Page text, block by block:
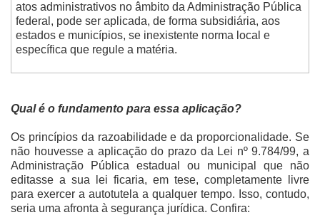
atos administrativos no âmbito da Administração Pública
federal, pode ser aplicada, de forma subsidiária, aos
estados e municípios, se inexistente norma local e
específica que regule a matéria.
Qual é o fundamento para essa aplicação?
Os princípios da razoabilidade e da proporcionalidade. Se
não houvesse a aplicação do prazo da Lei nº 9.784/99, a
Administração Pública estadual ou municipal que não
editasse a sua lei ficaria, em tese, completamente livre
para exercer a autotutela a qualquer tempo. Isso, contudo,
seria uma afronta à segurança jurídica. Confira: